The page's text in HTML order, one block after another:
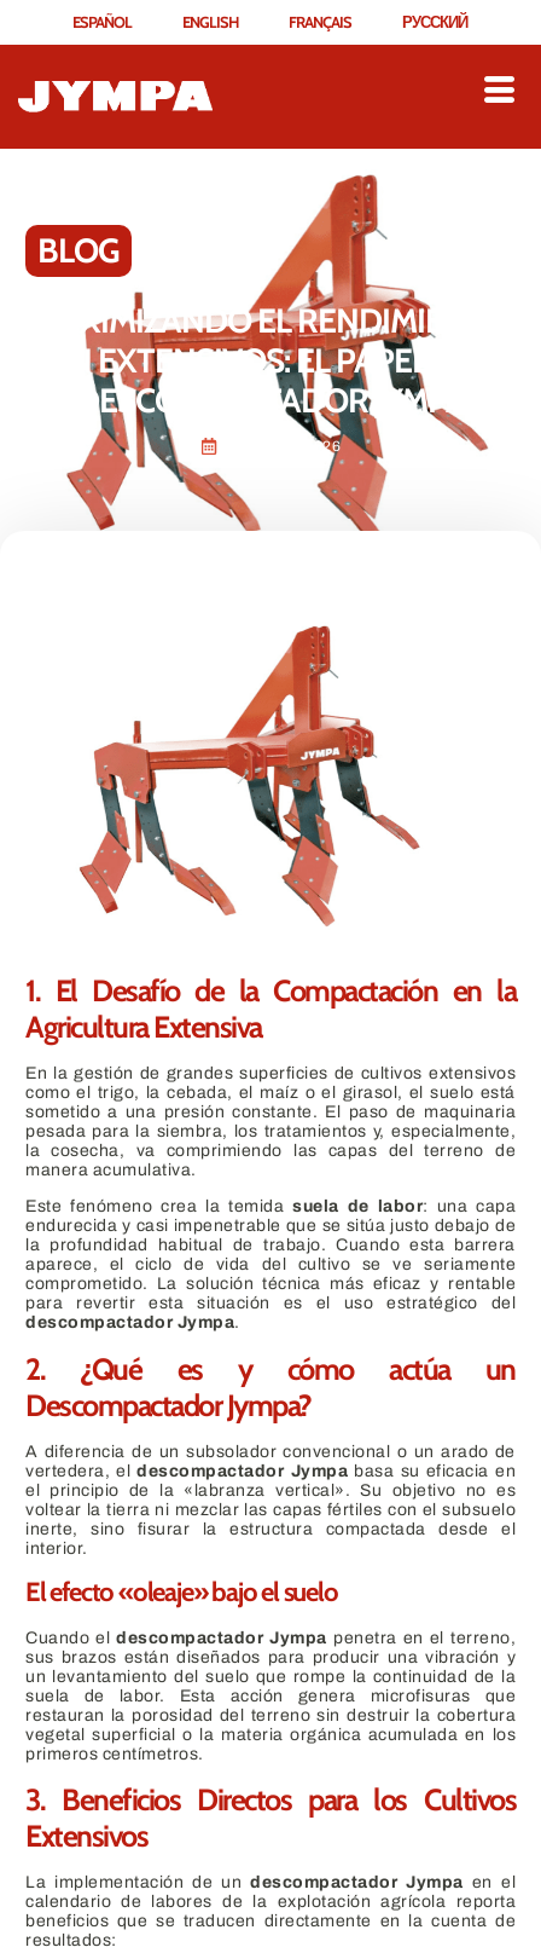
ESPAÑOL ENGLISH FRANÇAIS РУССКИЙ
BLOG
MAXIMIZANDO EL RENDIMIENTO
EN EXTENSIVOS: EL PAPEL DEL
DESCOMPACTADOR JYMPA
febrero 15, 2026
1. El Desafío de la Compactación en la
Agricultura Extensiva
En la gestión de grandes superficies de cultivos extensivos
como el trigo, la cebada, el maíz o el girasol, el suelo está
sometido a una presión constante. El paso de maquinaria
pesada para la siembra, los tratamientos y, especialmente,
la cosecha, va comprimiendo las capas del terreno de
manera acumulativa.
Este fenómeno crea la temida suela de labor: una capa
endurecida y casi impenetrable que se sitúa justo debajo de
la profundidad habitual de trabajo. Cuando esta barrera
aparece, el ciclo de vida del cultivo se ve seriamente
comprometido. La solución técnica más eficaz y rentable
para revertir esta situación es el uso estratégico del
descompactador Jympa.
2. ¿Qué es y cómo actúa un
Descompactador Jympa?
A diferencia de un subsolador convencional o un arado de
vertedera, eldescompactador Jympa basa su eficacia en
el principio de la «labranza vertical». Su objetivo no es
voltear la tierra ni mezclar las capas fértiles con el subsuelo
inerte, sino fisurar la estructura compactada desde el
interior.
El efecto «oleaje» bajo el suelo
Cuando eldescompactador Jympa penetra en el terreno,
sus brazos están diseñados para producir una vibración y
un levantamiento del suelo que rompe la continuidad de la
suela de labor. Esta acción genera microfisuras que
restauran la porosidad del terreno sin destruir la cobertura
vegetal superficial o la materia orgánica acumulada en los
primeros centímetros.
3. Beneficios Directos para los Cultivos
Extensivos
La implementación de undescompactador Jympa en el
calendario de labores de la explotación agrícola reporta
beneficios que se traducen directamente en la cuenta de
resultados: